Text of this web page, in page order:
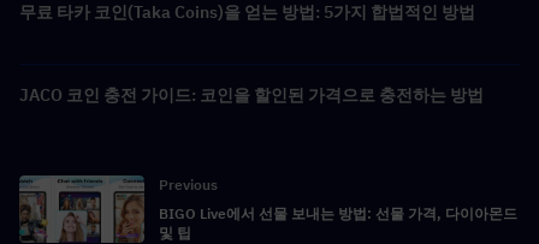
무료 타카 코인(Taka Coins)을 얻는 방법: 5가지 합법적인 방법
JACO 코인 충전 가이드: 코인을 할인된 가격으로 충전하는 방법
Previous
BIGO Live에서 선물 보내는 방법: 선물 가격, 다이아몬드
및 팁